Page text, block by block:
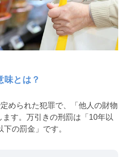
味とは？
められた犯罪で、「他人の財物
す。万引きの刑罰は「10年以
の罰金」です。